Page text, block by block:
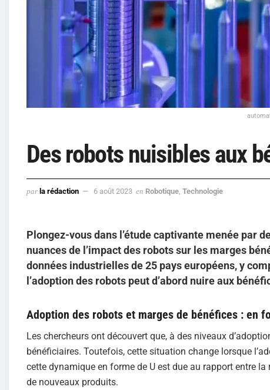
Des robots nuisibles aux
par la rédaction 6 août 2023 en Robotique Technologie
Plongez-vous dans l’étude captivante menée par
nuances de l’impact des robots sur les marges
données industrielles de 25 pays européens, y
l’adoption des robots peut d’abord nuire aux
Adoption des robots et marges de bénéfices : en
Les chercheurs ont découvert que, à des niveaux
bénéficiaires. Toutefois, cette situation change lorsque
cette dynamique en forme de U est due au rapport entre
de nouveaux produits.